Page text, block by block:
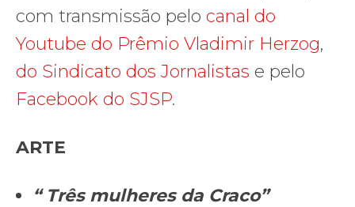
com transmissão pelo canal do
Youtube do Prêmio Vladimir Herzog,
do Sindicato dos Jornalistas e pelo
Facebook do SJSP.
ARTE
“ Três mulheres da Craco”